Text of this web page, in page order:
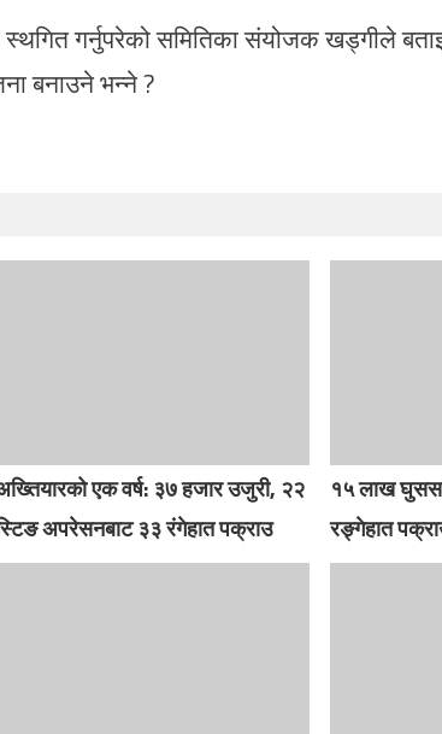
गर्नुपरेको समितिका संयोजक खड्गीले
बनाउने भन्ने ?
एक वर्ष: ३७ हजार उजुरी, २२
अपरेसनबाट ३३ रंगेहात पक्राउ
१५ लाख
रङ्गेहात